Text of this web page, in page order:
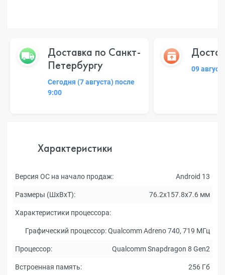
Доставка по Санкт-
Петербургу
Сегодня (7 августа) после
9:00
09
Характеристики
Версия ОС на начало продаж: Android 13
Размеры (ШxВxТ): 76.2x157.8x7.6 мм
Характеристики процессора:
Графический процессор: Qualcomm Adreno 740, 719 МГц
Процессор: Qualcomm Snapdragon 8 Gen2
Встроенная память: 256 Гб